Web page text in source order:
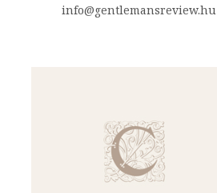
info@gentlemansreview.hu